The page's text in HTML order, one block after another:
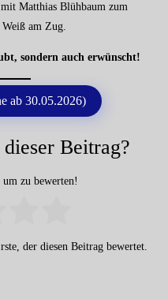
Matthias Blühbaum zum
am Zug.
sondern auch erwünscht!
ab 30.05.2026)
Beitrag?
zu bewerten!
der diesen Beitrag bewertet.